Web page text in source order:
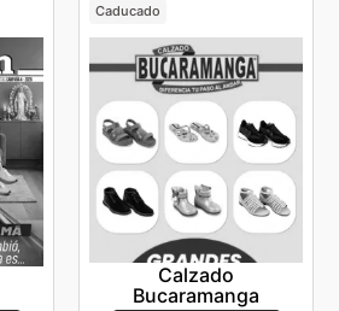
Caducado
Calzado
Bucaramanga